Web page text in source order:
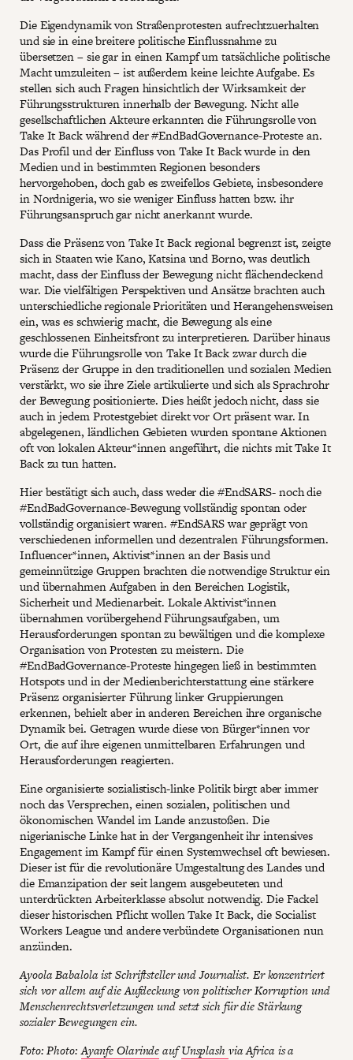
Die Eigendynamik von Straßenprotesten aufrechtzuerhalten
und sie in eine breitere politische Einflussnahme zu
übersetzen – sie gar in einen Kampf um tatsächliche politische
Macht umzuleiten – ist außerdem keine leichte Aufgabe. Es
stellen sich auch Fragen hinsichtlich der Wirksamkeit der
Führungsstrukturen innerhalb der Bewegung. Nicht alle
gesellschaftlichen Akteure erkannten die Führungsrolle von
Take It Back während der #EndBadGovernance-Proteste an.
Das Profil und der Einfluss von Take It Back wurde in den
Medien und in bestimmten Regionen besonders
hervorgehoben, doch gab es zweifellos Gebiete, insbesondere
in Nordnigeria, wo sie weniger Einfluss hatten bzw. ihr
Führungsanspruch gar nicht anerkannt wurde.
Dass die Präsenz von Take It Back regional begrenzt ist, zeigte
sich in Staaten wie Kano, Katsina und Borno, was deutlich
macht, dass der Einfluss der Bewegung nicht flächendeckend
war. Die vielfältigen Perspektiven und Ansätze brachten auch
unterschiedliche regionale Prioritäten und Herangehensweisen
ein, was es schwierig macht, die Bewegung als eine
geschlossenen Einheitsfront zu interpretieren. Darüber hinaus
wurde die Führungsrolle von Take It Back zwar durch die
Präsenz der Gruppe in den traditionellen und sozialen Medien
verstärkt, wo sie ihre Ziele artikulierte und sich als Sprachrohr
der Bewegung positionierte. Dies heißt jedoch nicht, dass sie
auch in jedem Protestgebiet direkt vor Ort präsent war. In
abgelegenen, ländlichen Gebieten wurden spontane Aktionen
oft von lokalen Akteur*innen angeführt, die nichts mit Take It
Back zu tun hatten.
Hier bestätigt sich auch, dass weder die #EndSARS- noch die
#EndBadGovernance-Bewegung vollständig spontan oder
vollständig organisiert waren. #EndSARS war geprägt von
verschiedenen informellen und dezentralen Führungsformen.
Influencer*innen, Aktivist*innen an der Basis und
gemeinnützige Gruppen brachten die notwendige Struktur ein
und übernahmen Aufgaben in den Bereichen Logistik,
Sicherheit und Medienarbeit. Lokale Aktivist*innen
übernahmen vorübergehend Führungsaufgaben, um
Herausforderungen spontan zu bewältigen und die komplexe
Organisation von Protesten zu meistern. Die
#EndBadGovernance-Proteste hingegen ließ in bestimmten
Hotspots und in der Medienberichterstattung eine stärkere
Präsenz organisierter Führung linker Gruppierungen
erkennen, behielt aber in anderen Bereichen ihre organische
Dynamik bei. Getragen wurde diese von Bürger*innen vor
Ort, die auf ihre eigenen unmittelbaren Erfahrungen und
Herausforderungen reagierten.
Eine organisierte sozialistisch-linke Politik birgt aber immer
noch das Versprechen, einen sozialen, politischen und
ökonomischen Wandel im Lande anzustoßen. Die
nigerianische Linke hat in der Vergangenheit ihr intensives
Engagement im Kampf für einen Systemwechsel oft bewiesen.
Dieser ist für die revolutionäre Umgestaltung des Landes und
die Emanzipation der seit langem ausgebeuteten und
unterdrückten Arbeiterklasse absolut notwendig. Die Fackel
dieser historischen Pflicht wollen Take It Back, die Socialist
Workers League und andere verbündete Organisationen nun
anzünden.
Ayoola Babalola ist Schriftsteller und Journalist. Er konzentriert
sich vor allem auf die Aufdeckung von politischer Korruption und
Menschenrechtsverletzungen und setzt sich für die Stärkung
sozialer Bewegungen ein.
Foto: Photo:Ayanfe OlarindeaufUnsplash via Africa is a